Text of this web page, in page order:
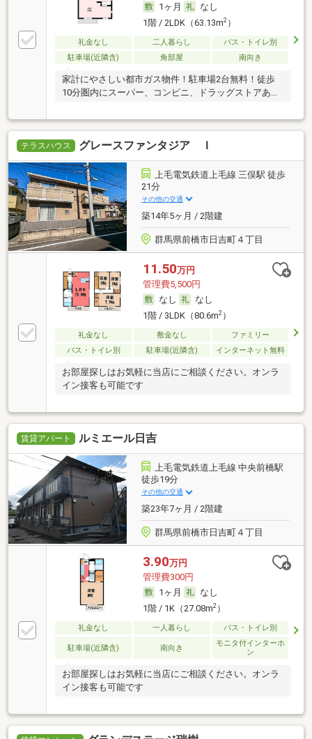
1ヶ月
なし
1階 / 2LDK（63.13m2）
礼金なし 二人暮らし
バス・トイレ別
駐車場(近隣含)
角部屋 南向き
家計にやさしい都市ガス物件！駐車場2台無料！徒歩
10分圏内にスーパー、コンビニ、ドラッグストアあり
テラスハウス グレースファンタジア Ｉ
上毛電気鉄道上毛線 三俣駅 徒歩
21分
その他の交通
築14年5ヶ月 / 2階建
群馬県前橋市日吉町４丁目
11.50万円
管理費5,500円
なし
なし
1階 / 3LDK（80.6m2）
礼金なし 敷金なし
ファミリー
バス・トイレ別
駐車場(近隣含) インターネット無料
お部屋探しはお気軽に当店にご相談ください。オンラ
イン接客も可能です
賃貸アパート ルミエール日吉
上毛電気鉄道上毛線 中央前橋駅
徒歩19分
その他の交通
築23年7ヶ月 / 2階建
群馬県前橋市日吉町４丁目
3.90万円
管理費300円
1ヶ月
なし
1階 / 1K（27.08m2）
礼金なし 一人暮らし バス・トイレ別
駐車場(近隣含) 南向き
モニタ付インターホ
ン
お部屋探しはお気軽に当店にご相談ください。オンラ
イン接客も可能です